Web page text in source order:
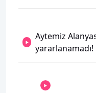
Aytemiz
yararlanamadı!